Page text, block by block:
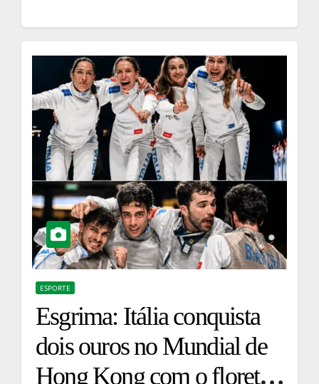
ESPORTE
Esgrima: Itália conquista
dois ouros no Mundial de
Hong Kong com o florete